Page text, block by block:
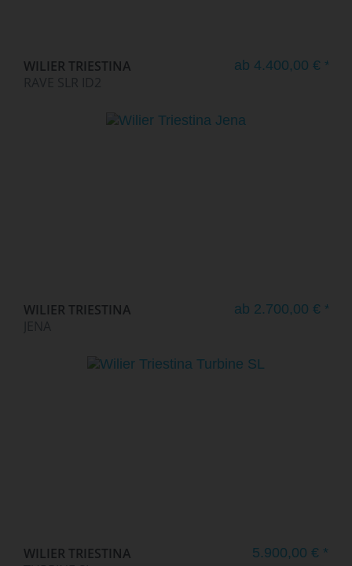
WILIER TRIESTINA
RAVE SLR ID2
ab 4.400,00 € *
WILIER TRIESTINA
JENA
ab 2.700,00 € *
WILIER TRIESTINA
5.900,00 € *